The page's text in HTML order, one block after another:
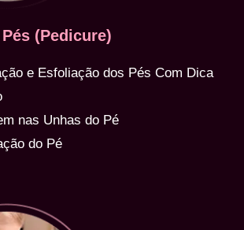
(Pedicure)
e Esfoliação dos Pés Com Dica
nas Unhas do Pé
do Pé